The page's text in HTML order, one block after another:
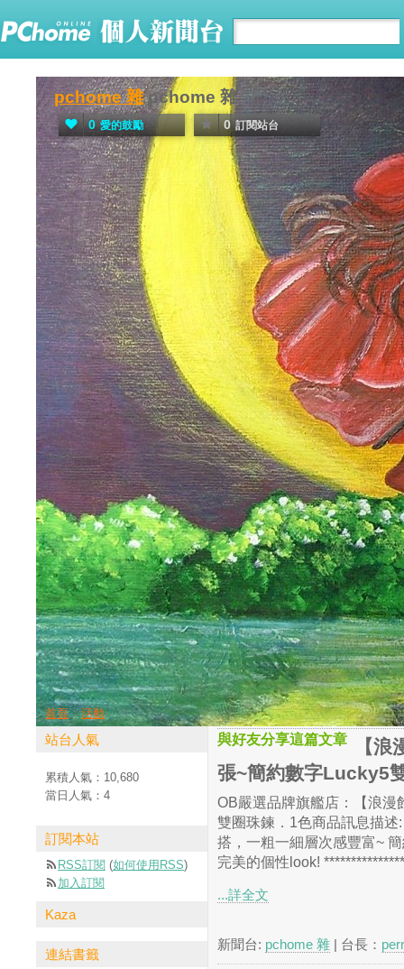
pchome 雜 pchome 雜
0 愛的鼓勵 0 訂閱站台
首頁 活動
與好友分享這篇文章
【
張~簡約數字Lucky5
OB嚴選品牌旗艦店：【浪漫
雙圈珠鍊．1色商品訊息描
搭，一粗一細層次感豐富~
完美的個性look!
...詳全文
新聞台: pchome 雜 | 台長：
站台人氣
累積人氣： 10,680
當日人氣： 4
訂閱本站
RSS訂閱 (如何使用RSS)
加入訂閱
Kaza
連結書籤